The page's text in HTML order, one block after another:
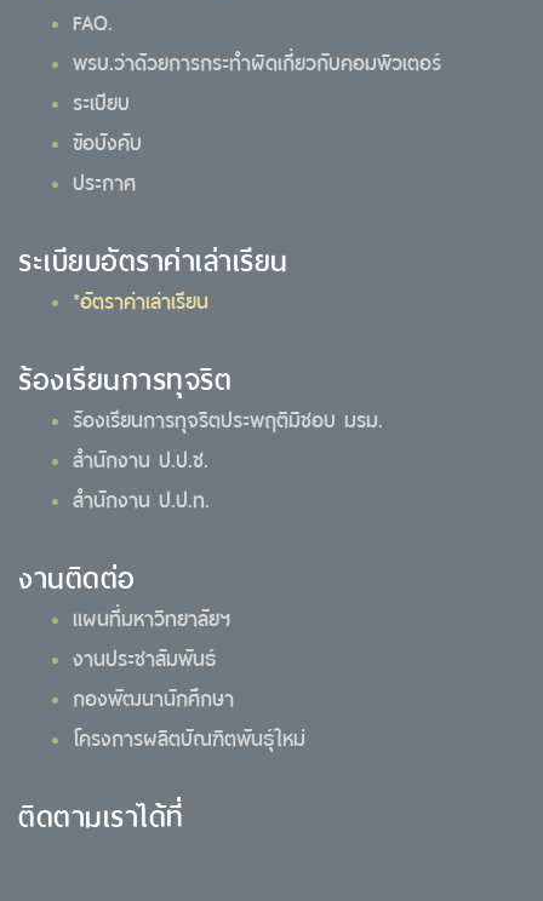
FAQ.
พรบ.ว่าด้วยการกระทำผิดเกี่ยวกับคอมพิวเตอร์
ระเบียบ
ข้อบังคับ
ประกาศ
ระเบียบอัตราค่าเล่าเรียน
*อัตราค่าเล่าเรียน
ร้องเรียนการทุจริต
ร้องเรียนการทุจริตประพฤติมิชอบ มรม.
สำนักงาน ป.ป.ช.
สำนักงาน ป.ป.ท.
งานติดต่อ
แผนที่มหาวิทยาลัยฯ
งานประชาสัมพันธ์
กองพัฒนานักศึกษา
โครงการผลิตบัณฑิตพันธุ์ใหม่
ติดตามเราได้ที่